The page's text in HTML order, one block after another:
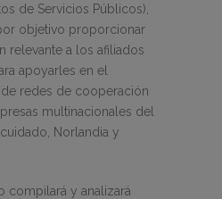
de Servicios Públicos),
objetivo proporcionar
relevante a los afiliados
apoyarles en el
redes de cooperación
multinacionales del
Norlandia y
compilará y analizará